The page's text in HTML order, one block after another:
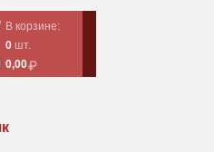
В корзине:
0 шт.
0,00